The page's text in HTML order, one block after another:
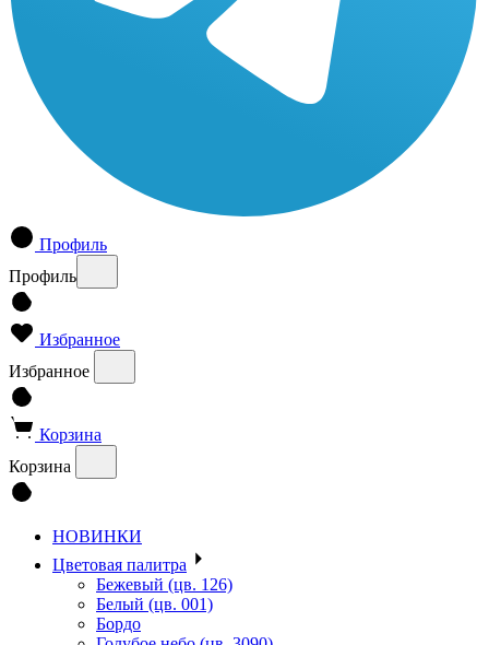
Профиль
Профиль
Избранное
Избранное
Корзина
Корзина
НОВИНКИ
Цветовая палитра
Бежевый (цв. 126)
Белый (цв. 001)
Бордо